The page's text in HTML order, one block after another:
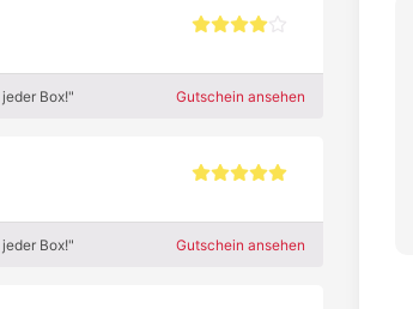
Box!" Gutschein ansehen
Box!" Gutschein ansehen